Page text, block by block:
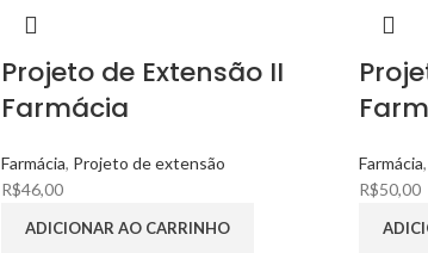
Projeto de Extensão II
Farmácia
Farmácia, Projeto de extensão
R$46,00
ADICIONAR AO CARRINHO
Farmácia,
R$50,00